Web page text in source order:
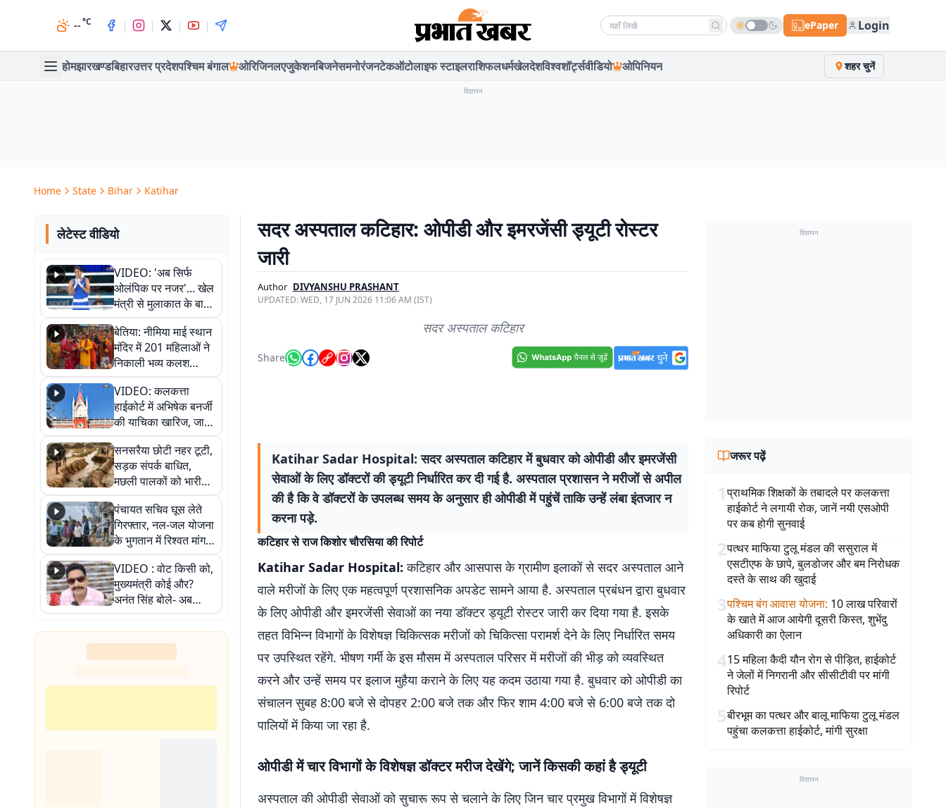
--°C | | | | Search news ePaper Login
होमझारखण्डबिहारउत्तर प्रदेशपश्चिम बंगाल ओरिजिनलएजुकेशनबिजनेसमनोरंजनटेकऑटोलाइफ स्टाइलराशिफलधर्मखेलदेशविश्वशॉर्ट्सवीडियो ओपिनियन शहर चुनें
विज्ञापन
Home State Bihar Katihar
लेटेस्ट वीडियो
VIDEO: 'अब सिर्फ
ओलंपिक पर नजर'... खेल
मंत्री से मुलाकात के बाद
जैसमीन लंबोरिया का बड़ा
बयान
बेतिया: नीमिया माई स्थान
मंदिर में 201 महिलाओं ने
निकाली भव्य कलश
शोभायात्रा, शिवलिंग
प्राण-प्रतिष्ठा महोत्सव
शुरू
VIDEO: कलकत्ता
हाईकोर्ट में अभिषेक बनर्जी
की याचिका खारिज, जानें
क्या है पूरा मामला
सनसरैया छोटी नहर टूटी,
सड़क संपर्क बाधित,
मछली पालकों को भारी
नुकसान
पंचायत सचिव घूस लेते
गिरफ्तार, नल-जल योजना
के भुगतान में रिश्वत मांगना
पड़ा भारी
VIDEO : वोट किसी को,
मुख्यमंत्री कोई और?
अनंत सिंह बोले- अब
जनता हर चुनाव में देगी
जवाब
सदर अस्पताल कटिहार: ओपीडी और इमरजेंसी ड्यूटी रोस्टर
जारी
Author DIVYANSHU PRASHANT
UPDATED:WED, 17 JUN 2026 11:06 AM (IST)
सदर अस्पताल कटिहार
Share
Katihar Sadar Hospital: सदर अस्पताल कटिहार में बुधवार को ओपीडी और इमरजेंसी
सेवाओं के लिए डॉक्टरों की ड्यूटी निर्धारित कर दी गई है. अस्पताल प्रशासन ने मरीजों से अपील
की है कि वे डॉक्टरों के उपलब्ध समय के अनुसार ही ओपीडी में पहुंचें ताकि उन्हें लंबा इंतजार न
करना पड़े.
कटिहार से राज किशोर चौरसिया की रिपोर्ट
Katihar Sadar Hospital: कटिहार और आसपास के ग्रामीण इलाकों से सदर अस्पताल आने
वाले मरीजों के लिए एक महत्वपूर्ण प्रशासनिक अपडेट सामने आया है. अस्पताल प्रबंधन द्वारा बुधवार
के लिए ओपीडी और इमरजेंसी सेवाओं का नया डॉक्टर ड्यूटी रोस्टर जारी कर दिया गया है. इसके
तहत विभिन्न विभागों के विशेषज्ञ चिकित्सक मरीजों को चिकित्सा परामर्श देने के लिए निर्धारित समय
पर उपस्थित रहेंगे. भीषण गर्मी के इस मौसम में अस्पताल परिसर में मरीजों की भीड़ को व्यवस्थित
करने और उन्हें समय पर इलाज मुहैया कराने के लिए यह कदम उठाया गया है. बुधवार को ओपीडी का
संचालन सुबह 8:00 बजे से दोपहर 2:00 बजे तक और फिर शाम 4:00 बजे से 6:00 बजे तक दो
पालियों में किया जा रहा है.
ओपीडी में चार विभागों के विशेषज्ञ डॉक्टर मरीज देखेंगे; जानें किसकी कहां है ड्यूटी
अस्पताल की ओपीडी सेवाओं को सुचारू रूप से चलाने के लिए जिन चार प्रमुख विभागों में विशेषज्ञ
विज्ञापन
जरूर पढ़ें
1प्राथमिक शिक्षकों के तबादले पर कलकत्ता
हाईकोर्ट ने लगायी रोक, जानें नयी एसओपी
पर कब होगी सुनवाई
2पत्थर माफिया टुलू मंडल की ससुराल में
एसटीएफ के छापे, बुलडोजर और बम निरोधक
दस्ते के साथ की खुदाई
3पश्चिम बंग आवास योजना: 10 लाख परिवारों
के खाते में आज आयेगी दूसरी किस्त, शुभेंदु
अधिकारी का ऐलान
415 महिला कैदी यौन रोग से पीड़ित, हाईकोर्ट
ने जेलों में निगरानी और सीसीटीवी पर मांगी
रिपोर्ट
5बीरभूम का पत्थर और बालू माफिया टुलू मंडल
पहुंचा कलकत्ता हाईकोर्ट, मांगी सुरक्षा
विज्ञापन